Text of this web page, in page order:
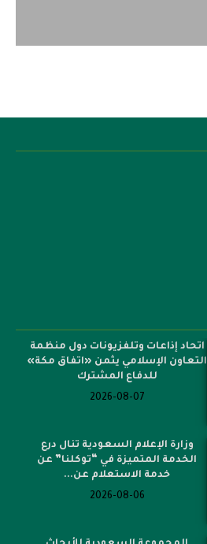
اتحاد إذاعات وتلفزيونات دول منظمة
التعاون الإسلامي يثمن «اتفاق مكة»
للدفاع المشترك
2026-08-07
وزارة الإعلام السعودية تنال درع
الخدمة المتميزة في “توكلنا” عن
خدمة الاستعلام عن...
2026-08-06